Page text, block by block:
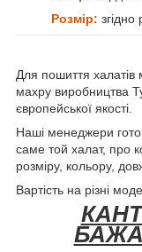
Розмір:
Для пошиття халатів
махру виробництва
європейської якості.
Наші менеджери
саме той халат, про
розміру, кольору,
Вартість на різні